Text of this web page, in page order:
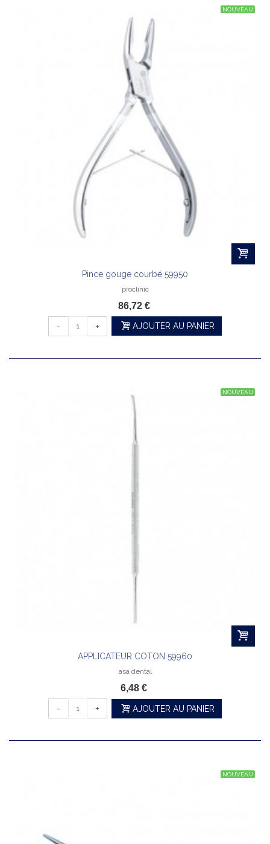
NOUVEAU
Pince gouge courbé 59950
proclinic
86,72 €
- + AJOUTER AU PANIER
NOUVEAU
APPLICATEUR COTON 59960
asa dental
6,48 €
- + AJOUTER AU PANIER
NOUVEAU